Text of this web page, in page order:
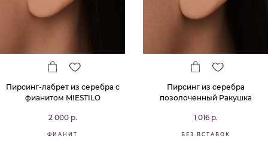
Пирсинг-лабрет из серебра с
фианитом MIESTILO
2 000 р.
ФИАНИТ
Пирсинг из серебра
позолоченный Ракушка
1 016 р.
БЕЗ ВСТАВОК